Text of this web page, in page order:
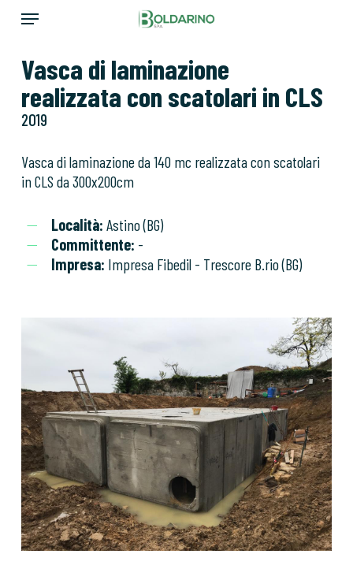
Skip
content
Menu
Vasca di laminazione
realizzata con scatolari in CLS
2019
Vasca di laminazione da 140 mc realizzata con scatolari
in CLS da 300x200cm
Località: Astino (BG)
Committente: -
Impresa: Impresa Fibedil - Trescore B.rio (BG)